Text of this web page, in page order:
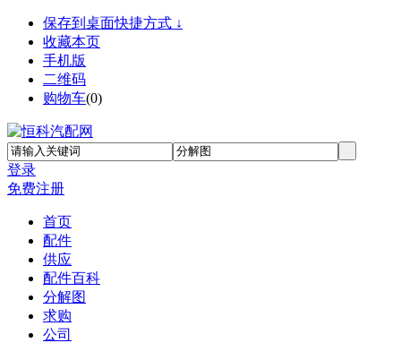
保存到桌面快捷方式 ↓
收藏本页
手机版
二维码
购物车(0)
登录
免费注册
首页
配件
供应
配件百科
分解图
求购
公司